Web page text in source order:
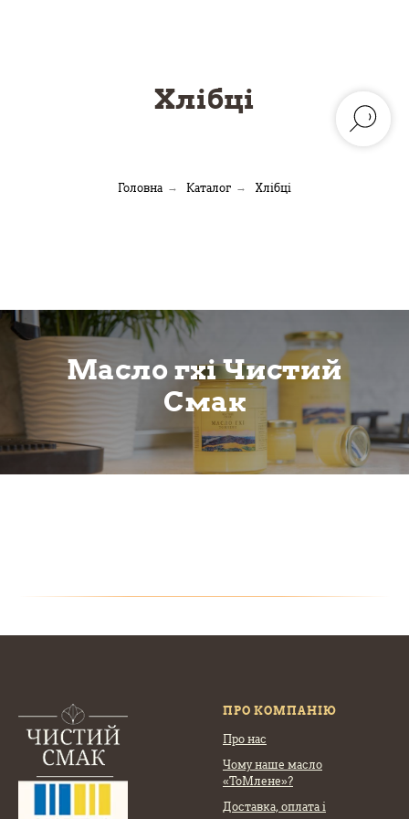
Хлібці
Головна → Каталог → Хлібці
Масло гхі Чистий
Смак
ПРО КОМПАНІЮ
Про нас
Чому наше масло
«ТоМлене»?
Доставка, оплата і